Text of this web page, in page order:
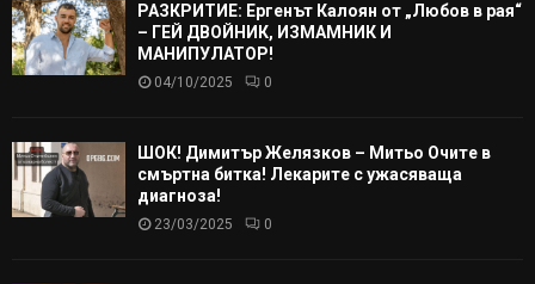
РАЗКРИТИЕ: Ергенът Калоян от „Любов в рая“
– ГЕЙ ДВОЙНИК, ИЗМАМНИК И
МАНИПУЛАТОР!
04/10/2025 0
ШОК! Димитър Желязков – Митьо Очите в
смъртна битка! Лекарите с ужасяваща
диагноза!
23/03/2025 0